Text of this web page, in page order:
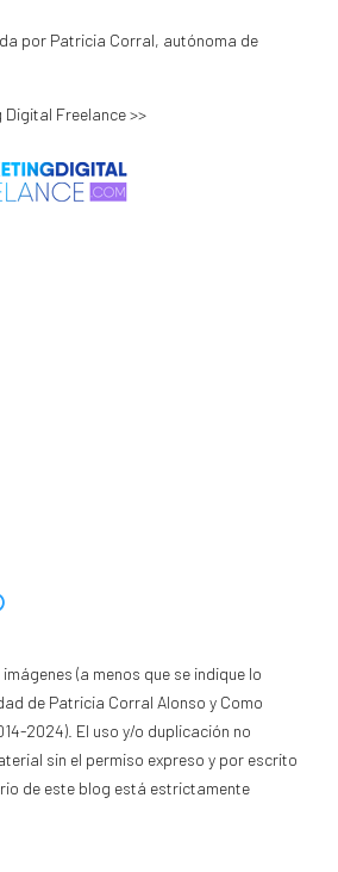
por Patricia Corral, autónoma de
Digital Freelance >>
(a menos que se indique lo
de Patricia Corral Alonso y Como
2024). El uso y/o duplicación no
sin el permiso expreso y por escrito
de este blog está estrictamente